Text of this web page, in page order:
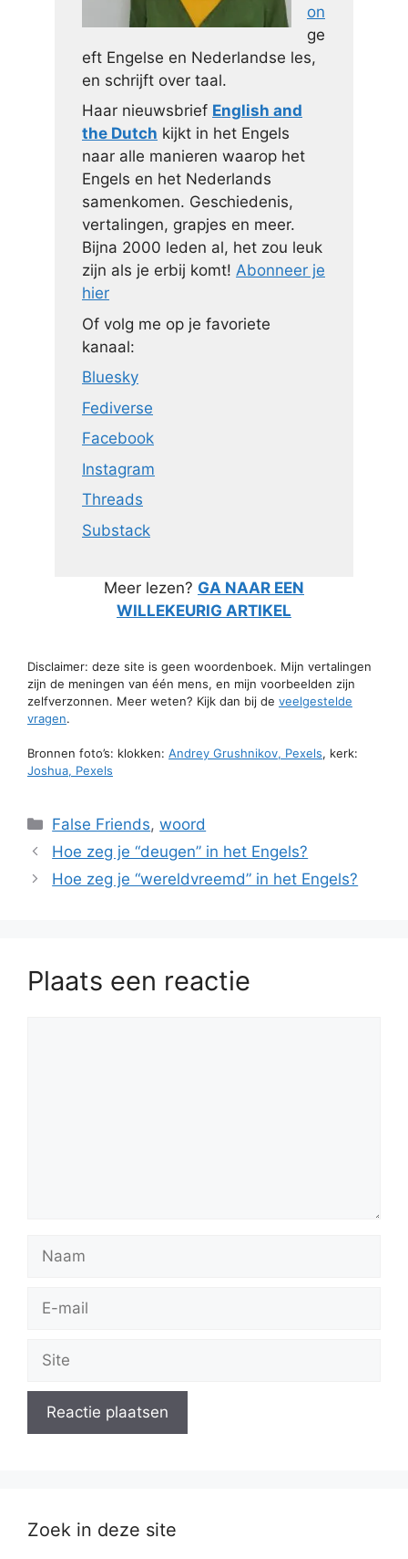
on
ge
eft Engelse en Nederlandse les,
en schrijft over taal.
Haar nieuwsbrief English and
the Dutch kijkt in het Engels
naar alle manieren waarop het
Engels en het Nederlands
samenkomen. Geschiedenis,
vertalingen, grapjes en meer.
Bijna 2000 leden al, het zou leuk
zijn als je erbij komt! Abonneer je
hier
Of volg me op je favoriete
kanaal:
Bluesky
Fediverse
Facebook
Instagram
Threads
Substack
Meer lezen? GA NAAR EEN
WILLEKEURIG ARTIKEL
Disclaimer: deze site is geen woordenboek. Mijn vertalingen
zijn de meningen van één mens, en mijn voorbeelden zijn
zelfverzonnen. Meer weten? Kijk dan bij de veelgestelde
vragen.
Bronnen foto’s: klokken: Andrey Grushnikov, Pexels, kerk:
Joshua, Pexels
Categorieën
False Friends,woord
Hoe zeg je “deugen” in het Engels?
Hoe zeg je “wereldvreemd” in het Engels?
Plaats een reactie
Naam
Site
Zoek in deze site